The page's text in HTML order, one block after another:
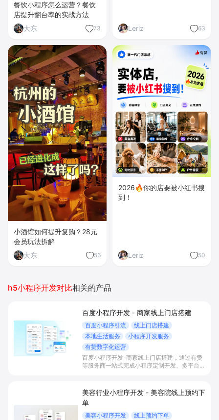
餐饮小程序怎么运营？餐饮
店提升翻台率的实战方法
大东
73 Leriz 63
小酒馆如何提升复购？28元
会员玩法拆解
大东
56
2026🔥你的店要被小红书搜
到！
Leriz 50
h5小程序开发对比相关的产品
百度小程序开发 - 商家线上门店搭建
百度小程序引流
线上门店搭建
本地生活服务
小程序开发服务
有赞数字化运营
百度小程序开发-商家线上门店搭建，通过有赞
等服务商一站式完成小程序定制开发、多平台联
提升到店与下单转化。
美容行业小程序开发 - 美容院线上预约下
单
美容小程序开发
线上预约下单